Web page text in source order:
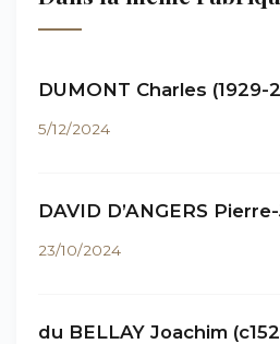
DUMONT Charles (1929-
5/12/2024
DAVID D’ANGERS
23/10/2024
du BELLAY Joachim